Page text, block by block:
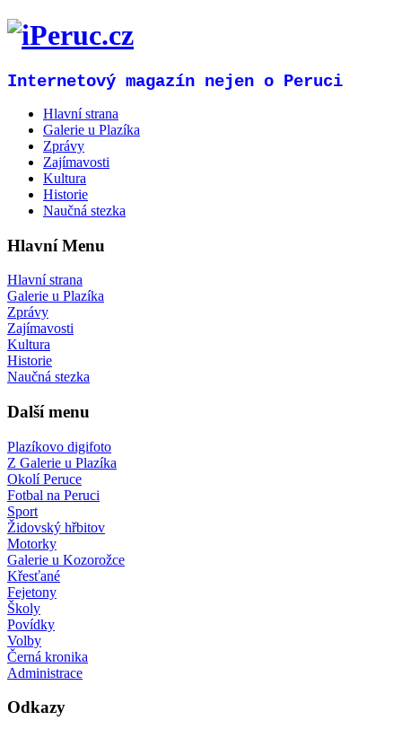
Internetový magazín nejen o Peruci
Hlavní strana
Galerie u Plazíka
Zprávy
Zajímavosti
Kultura
Historie
Naučná stezka
Hlavní Menu
Hlavní strana
Galerie u Plazíka
Zprávy
Zajímavosti
Kultura
Historie
Naučná stezka
Další menu
Plazíkovo digifoto
Z Galerie u Plazíka
Okolí Peruce
Fotbal na Peruci
Sport
Židovský hřbitov
Motorky
Galerie u Kozorožce
Křesťané
Fejetony
Školy
Povídky
Volby
Černá kronika
Administrace
Odkazy